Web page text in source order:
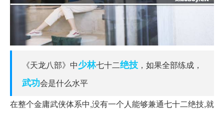
《天龙八部》中少林七十二绝技 ，如果全部练成，
武功会是什么水平
在整个金庸武侠体系中,没有一个人能够兼通七十二绝技,就